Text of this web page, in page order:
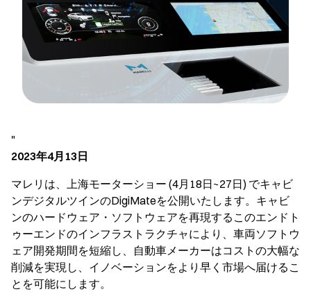
"
2023年4月13日
マレリは、上海モーターショー (4月18日~27日) でキャビ
ンデジタルツインのDigiMateを公開いたします。キャビ
ンのハードウェア・ソフトウェアを再現するこのエンドト
ゥーエンドのインフラストラクチャにより、車両ソフトウ
ェア開発期間を短縮し、自動車メーカーはコストの大幅な
削減を実現し、イノベーションをより早く市場へ届けるこ
とを可能にします。